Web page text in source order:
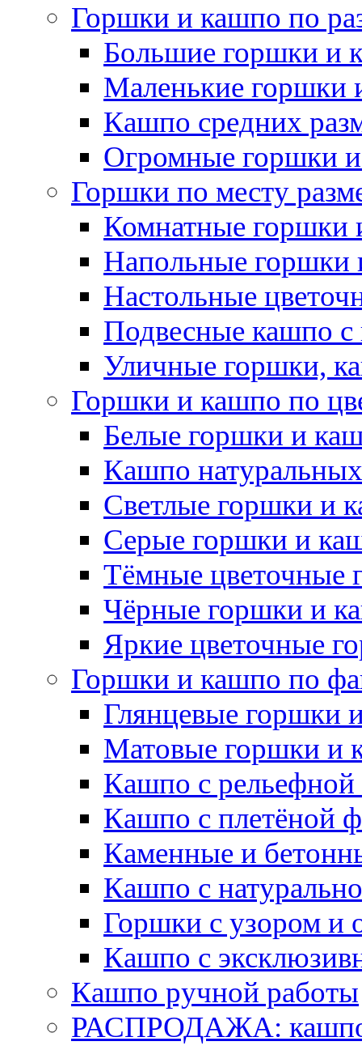
Горшки и кашпо по
Большие горшки и
Маленькие горшки
Кашпо средних
Огромные горшки
Горшки по месту
Комнатные горшки
Напольные горшки
Настольные
Подвесные кашпо с
Уличные горшки,
Горшки и кашпо по
Белые горшки и
Кашпо
Светлые горшки и
Серые горшки и
Тёмные цветочные
Чёрные горшки и
Яркие цветочные
Горшки и кашпо по
Глянцевые горшки
Матовые горшки и
Кашпо с рельефной
Кашпо с плетёной
Каменные и
Кашпо с
Горшки с узором и
Кашпо с
Кашпо ручной работы
РАСПРОДАЖА: кашпо